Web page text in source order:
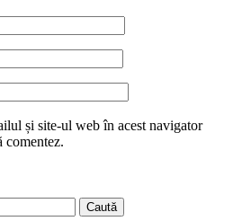
și site-ul web în acest navigator
comentez.